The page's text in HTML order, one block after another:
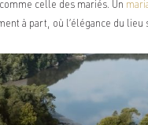
celle des mariés. Un
à part, où l’élégance du lieu